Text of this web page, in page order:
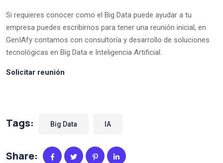
Si requieres conocer como el Big Data puede ayudar a tu
empresa puedes escribirnos para tener una reunión inicial, en
GenIAfy contamos con consultoría y desarrollo de soluciones
tecnológicas en Big Data e Inteligencia Artificial.
Solicitar reunión
Tags: Big Data IA
Share: